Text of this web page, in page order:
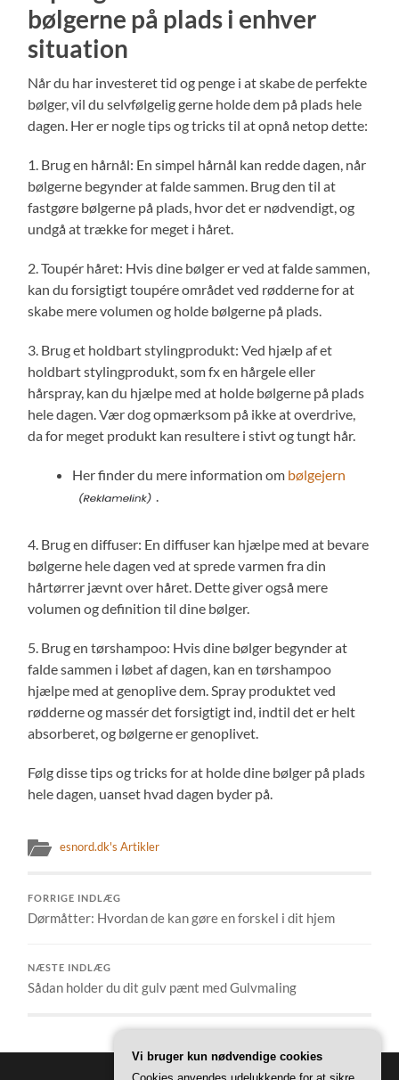
bølgerne på plads i enhver
situation
Når du har investeret tid og penge i at skabe de perfekte
bølger, vil du selvfølgelig gerne holde dem på plads hele
dagen. Her er nogle tips og tricks til at opnå netop dette:
1. Brug en hårnål: En simpel hårnål kan redde dagen, når
bølgerne begynder at falde sammen. Brug den til at
fastgøre bølgerne på plads, hvor det er nødvendigt, og
undgå at trække for meget i håret.
2. Toupér håret: Hvis dine bølger er ved at falde sammen,
kan du forsigtigt toupére området ved rødderne for at
skabe mere volumen og holde bølgerne på plads.
3. Brug et holdbart stylingprodukt: Ved hjælp af et
holdbart stylingprodukt, som fx en hårgele eller
hårspray, kan du hjælpe med at holde bølgerne på plads
hele dagen. Vær dog opmærksom på ikke at overdrive,
da for meget produkt kan resultere i stivt og tungt hår.
Her finder du mere information om bølgejern
.
4. Brug en diffuser: En diffuser kan hjælpe med at bevare
bølgerne hele dagen ved at sprede varmen fra din
hårtørrer jævnt over håret. Dette giver også mere
volumen og definition til dine bølger.
5. Brug en tørshampoo: Hvis dine bølger begynder at
falde sammen i løbet af dagen, kan en tørshampoo
hjælpe med at genoplive dem. Spray produktet ved
rødderne og massér det forsigtigt ind, indtil det er helt
absorberet, og bølgerne er genoplivet.
Følg disse tips og tricks for at holde dine bølger på plads
hele dagen, uanset hvad dagen byder på.
esnord.dk's Artikler
FORRIGE INDLÆG
Dørmåtter: Hvordan de kan gøre en forskel i dit hjem
NÆSTE INDLÆG
Sådan holder du dit gulv pænt med Gulvmaling
Vi bruger kun nødvendige cookies